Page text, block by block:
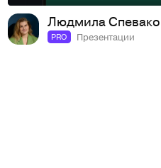
Людмила
PRO Презентации